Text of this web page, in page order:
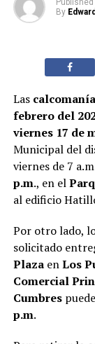
Published
By
Las
febrero del
viernes 17 de
Municipal del
viernes de 7
p.m., en el
al edificio
Por otro lado,
solicitado
PlazaenLos
Comercial
Cumbres
p.m.